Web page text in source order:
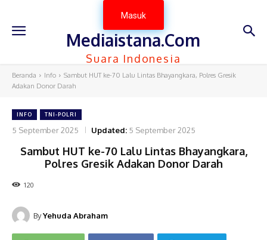
Masuk
Mediaistana.Com
Suara Indonesia
Beranda Info
Sambut HUT ke-70 Lalu Lintas Bhayangkara, Polres Gresik
Adakan Donor Darah
INFO TNI-POLRI
5 September 2025 Updated: 5 September 2025
Sambut HUT ke-70 Lalu Lintas Bhayangkara,
Polres Gresik Adakan Donor Darah
120
ByYehuda Abraham